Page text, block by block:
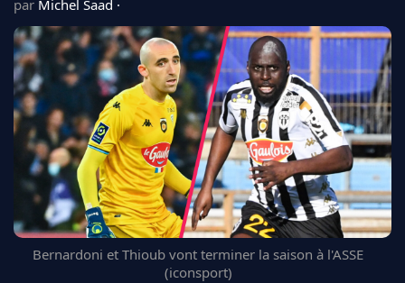
EDF
PSG
LIGUE 1
REAL MADRID
FC BARCELONE
MANCHESTER UNITED
CHELSEA
ARSENAL
BAYERN
L'AVIS DE LA RÉDAC'
par Michel Saad
Bernardoni et Thioub vont terminer la saison à l'ASSE
(iconsport)